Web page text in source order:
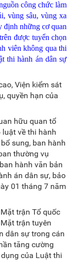
công chức làm
vùng sâu, vùng xa
định nhữngcơ quan
được tuyển chọn
viên không qua thi
thi hành án dân sự
Viện kiểm sát
, quyền hạn của
hữu quan tổ
về thi hành
sung, ban hành
thường vụ
hành văn bản
án dân sự, bảo
01 tháng 7 năm
trận Tổ quốc
trận tuyên
dân sự trong cán
tăng cường
của Luật thi